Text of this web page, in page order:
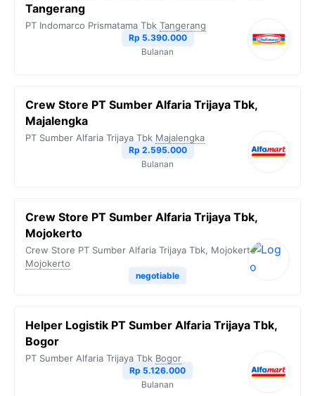
Tangerang
PT Indomarco Prismatama Tbk Tangerang
Rp 5.390.000
Bulanan
Crew Store PT Sumber Alfaria Trijaya Tbk,
Majalengka
PT Sumber Alfaria Trijaya Tbk Majalengka
Rp 2.595.000
Bulanan
Crew Store PT Sumber Alfaria Trijaya Tbk,
Mojokerto
Crew Store PT Sumber Alfaria Trijaya Tbk, Mojokerto
Mojokerto
negotiable
Helper Logistik PT Sumber Alfaria Trijaya Tbk,
Bogor
PT Sumber Alfaria Trijaya Tbk Bogor
Rp 5.126.000
Bulanan